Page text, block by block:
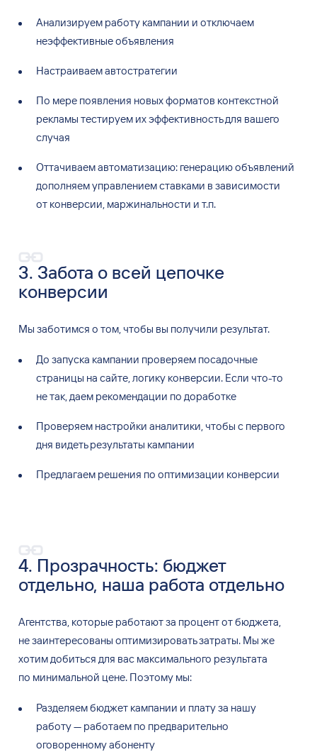
Анализируем работу кампании и отключаем
неэффективные объявления
Настраиваем автостратегии
По мере появления новых форматов контекстной
рекламы тестируем ихэффективность для вашего
случая
Оттачиваем автоматизацию: генерацию объявлений
дополняем управлением ставками в зависимости
от конверсии, маржинальности и т.п.
3. Забота о всей цепочке
конверсии
Мы заботимся о том, чтобы вы получили результат.
До запуска кампании проверяем посадочные
страницы на сайте, логику конверсии. Если что-то
нетак, даем рекомендации по доработке
Проверяем настройки аналитики, чтобы с первого
дня видеть результаты кампании
Предлагаем решения по оптимизации конверсии
4. Прозрачность: бюджет
отдельно, наша работа отдельно
Агентства, которые работают за процент отбюджета,
незаинтересованы оптимизировать затраты. Мы же
хотим добиться для вас максимального результата
по минимальной цене. Поэтому мы:
Разделяем бюджет кампании и плату за нашу
работу—работаем по предварительно
оговоренному абоненту